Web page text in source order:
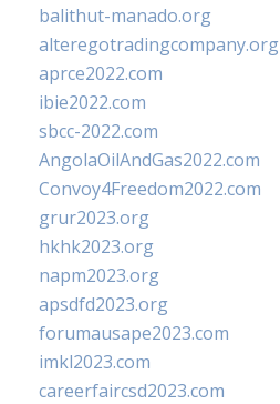
balithut-manado.org
alteregotradingcompany.org
aprce2022.com
ibie2022.com
sbcc-2022.com
AngolaOilAndGas2022.com
Convoy4Freedom2022.com
grur2023.org
hkhk2023.org
napm2023.org
apsdfd2023.org
forumausape2023.com
imkl2023.com
careerfaircsd2023.com